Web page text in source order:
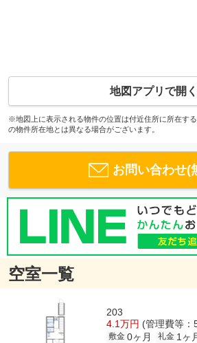
地図アプリで開く
※地図上に表示される物件の位置は付近住所に所在す
の物件所在地とは異なる場合がございます。
お問い合わせ(
空室一覧
203
4.1万円 (管理費等：
敷金 0ヶ月 礼金 1ヶ